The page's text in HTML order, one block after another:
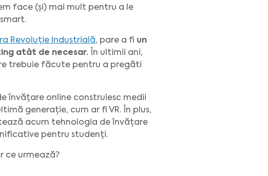
face (și) mai mult pentru a le
Revoluție Industrială, pare a fi un
atât de necesar. În ultimii ani,
trebuie făcute pentru a pregăti
învățare online construiesc medii
generație, cum ar fi VR. În plus,
acum tehnologia de învățare
pentru studenți.
ce urmează?